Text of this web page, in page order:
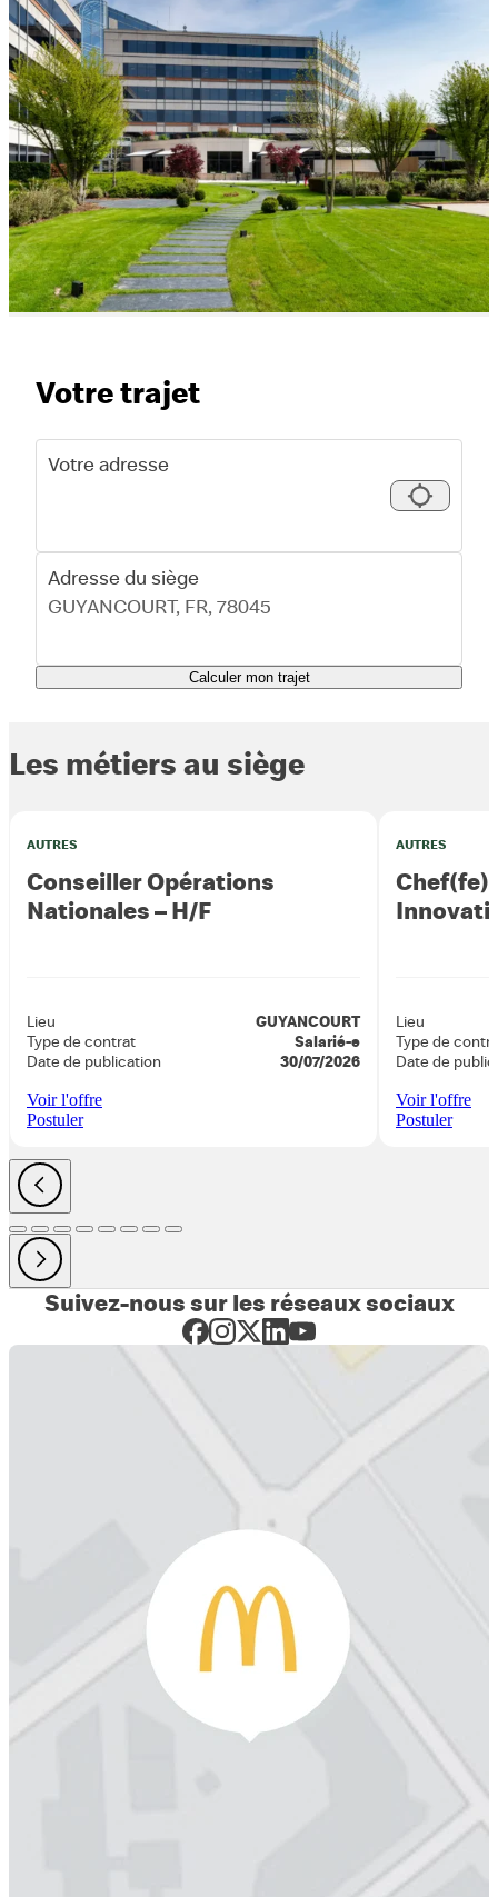
Votre trajet
Votre adresse
Adresse du siège
Calculer mon trajet
Les métiers au siège
AUTRES
Conseiller Opérations
Nationales – H/F
Lieu
GUYANCOURT
Type de contrat
Salarié-e
Date de publication
30/07/2026
Voir l'offre
Postuler
AUTRES
Chef(fe)
Lieu
Type de
Date de
Voir l'offre
Postuler
Suivez-nous sur les réseaux sociaux